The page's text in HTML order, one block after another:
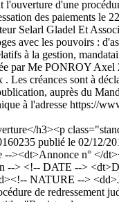
l'ouverture d'une
des paiements le
Selarl Gladel Et
avec les pouvoirs :
à la gestion,
par Me PONROY Axel
Les créances sont à
auprès du
à l'adresse https://
h3><p
publié le 02/12/
--><dt>Annonce n° </
--> <!-- DATE -->
NATURE -->
de redressement